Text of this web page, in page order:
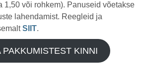
1,50 või rohkem). Panuseid võetakse
lahendamist. Reegleid ja
SIIT.
PAKKUMISTEST KINNI